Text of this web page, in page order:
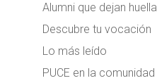
Alumni que dejan huella
Descubre tu vocación
Lo más leído
PUCE en la comunidad